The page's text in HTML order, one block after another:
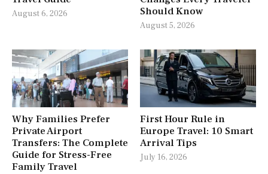
August 6, 2026
Should Know
August 5, 2026
Why Families Prefer
Private Airport
Transfers: The Complete
Guide for Stress-Free
Family Travel
First Hour Rule in
Europe Travel: 10 Smart
Arrival Tips
July 16, 2026